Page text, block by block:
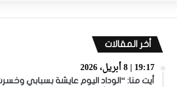
أخر المقالات
19:17 | 8 أبريل، 2026